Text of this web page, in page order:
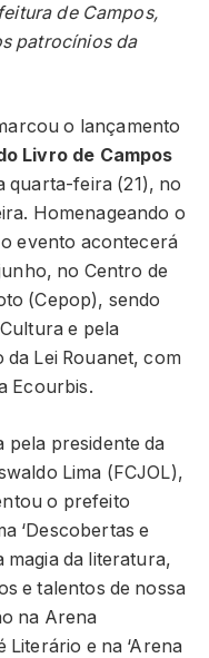
de Campos,
patrocínios da
o lançamento
Livro de Campos
quarta-feira (21), no
Homenageando o
evento acontecerá
no Centro de
(Cepop), sendo
e pela
Lei Rouanet, com
Ecourbis.
presidente da
Lima (FCJOL),
o prefeito
‘Descobertas e
magia da literatura,
e talentos de nossa
na Arena
e na ‘Arena